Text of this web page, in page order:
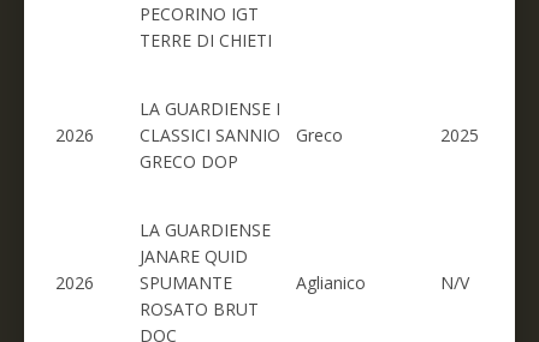
PECORINO IGT
TERRE DI CHIETI
2026
LA GUARDIENSE I
CLASSICI SANNIO
GRECO DOP
Greco 2025
2026
LA GUARDIENSE
JANARE QUID
SPUMANTE
ROSATO BRUT
DOC
Aglianico N/V